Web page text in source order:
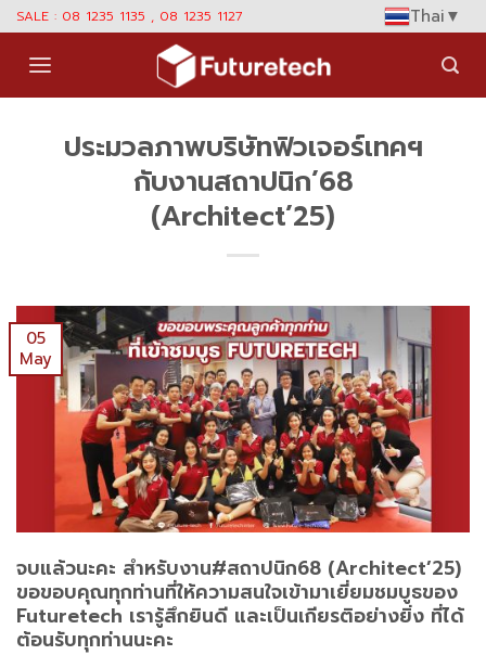
Skip
content
SALE : 08 1235 1135 , 08 1235 1127 Thai▼
ประมวลภาพบริษัทฟิวเจอร์เทคฯ
กับงานสถาปนิก’68
(Architect’25)
05
May
จบแล้วนะคะ สำหรับงาน#สถาปนิก68 (Architect’25)
ขอขอบคุณทุกท่านที่ให้ความสนใจเข้ามาเยี่ยมชมบูธของ
Futuretech เรารู้สึกยินดี และเป็นเกียรติอย่างยิ่ง ที่ได้
ต้อนรับทุกท่านนะคะ